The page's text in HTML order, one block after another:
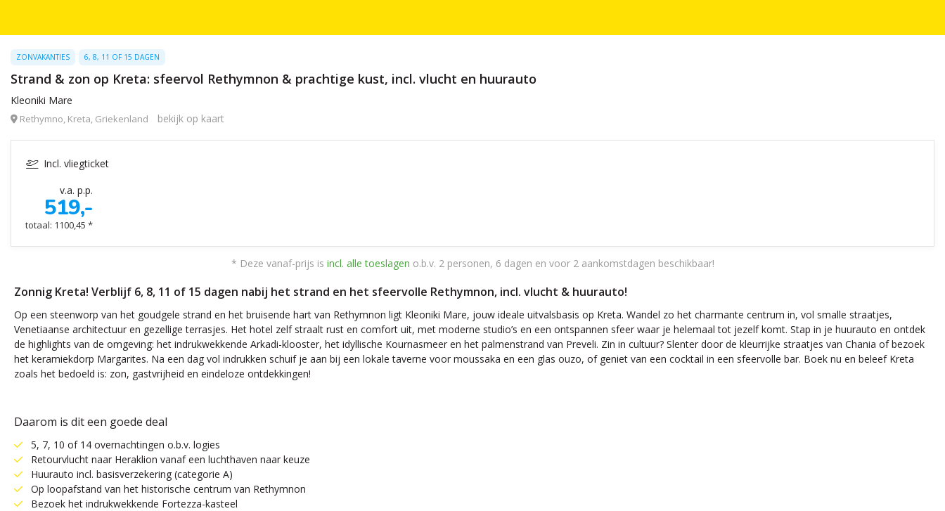
ZONVAKANTIES 6, 8, 11 OF 15 DAGEN
Strand & zon op Kreta: sfeervol Rethymnon & prachtige kust, incl. vlucht en huurauto
Kleoniki Mare
Rethymno, Kreta, Griekenland bekijk op kaart
Incl. vliegticket
v.a. p.p.
519,-
totaal: 1100,45 *
* Deze vanaf-prijs is incl. alle toeslagen o.b.v. 2 personen, 6 dagen en voor 2 aankomstdagen beschikbaar!
Zonnig Kreta! Verblijf 6, 8, 11 of 15 dagen nabij het strand en het sfeervolle Rethymnon, incl. vlucht & huurauto!
Op een steenworp van het goudgele strand en het bruisende hart van Rethymnon ligt Kleoniki Mare, jouw ideale uitvalsbasis op Kreta. Wandel zo het charmante centrum in, vol smalle straatjes,
Venetiaanse architectuur en gezellige terrasjes. Het hotel zelf straalt rust en comfort uit, met moderne studio’s en een ontspannen sfeer waar je helemaal tot jezelf komt. Stap in je huurauto en ontdek
de highlights van de omgeving: het indrukwekkende Arkadi-klooster, het idyllische Kournasmeer en het palmenstrand van Preveli. Zin in cultuur? Slenter door de kleurrijke straatjes van Chania of bezoek
het keramiekdorp Margarites. Na een dag vol indrukken schuif je aan bij een lokale taverne voor moussaka en een glas ouzo, of geniet van een cocktail in een sfeervolle bar. Boek nu en beleef Kreta
zoals het bedoeld is: zon, gastvrijheid en eindeloze ontdekkingen!
Daarom is dit een goede deal
5, 7, 10 of 14 overnachtingen o.b.v. logies
Retourvlucht naar Heraklion vanaf een luchthaven naar keuze
Huurauto incl. basisverzekering (categorie A)
Op loopafstand van het historische centrum van Rethymnon
Bezoek het indrukwekkende Fortezza-kasteel